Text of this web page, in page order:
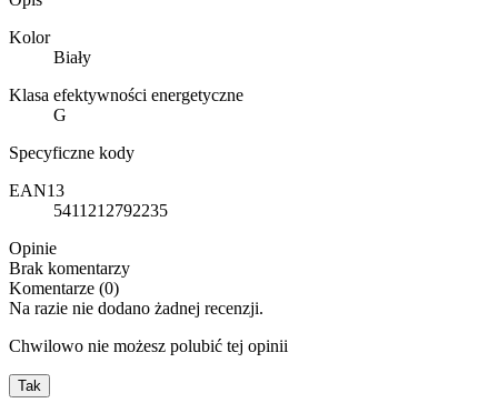
Kolor
Biały
Klasa efektywności energetyczne
G
Specyficzne kody
EAN13
5411212792235
Opinie
Brak komentarzy
Komentarze (0)
Na razie nie dodano żadnej recenzji.
Chwilowo nie możesz polubić tej opinii
Tak